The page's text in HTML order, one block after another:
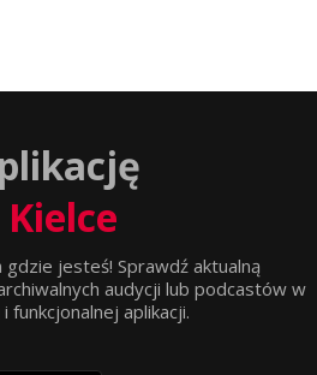
gdzie jesteś! Sprawdź aktualną
audycji lub podcastów w
funkcjonalnej aplikacji.